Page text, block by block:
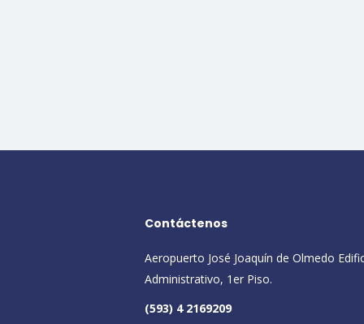
Contáctenos
Aeropuerto José Joaquín de Olmedo
Administrativo, 1er Piso.
(593) 4 2169209